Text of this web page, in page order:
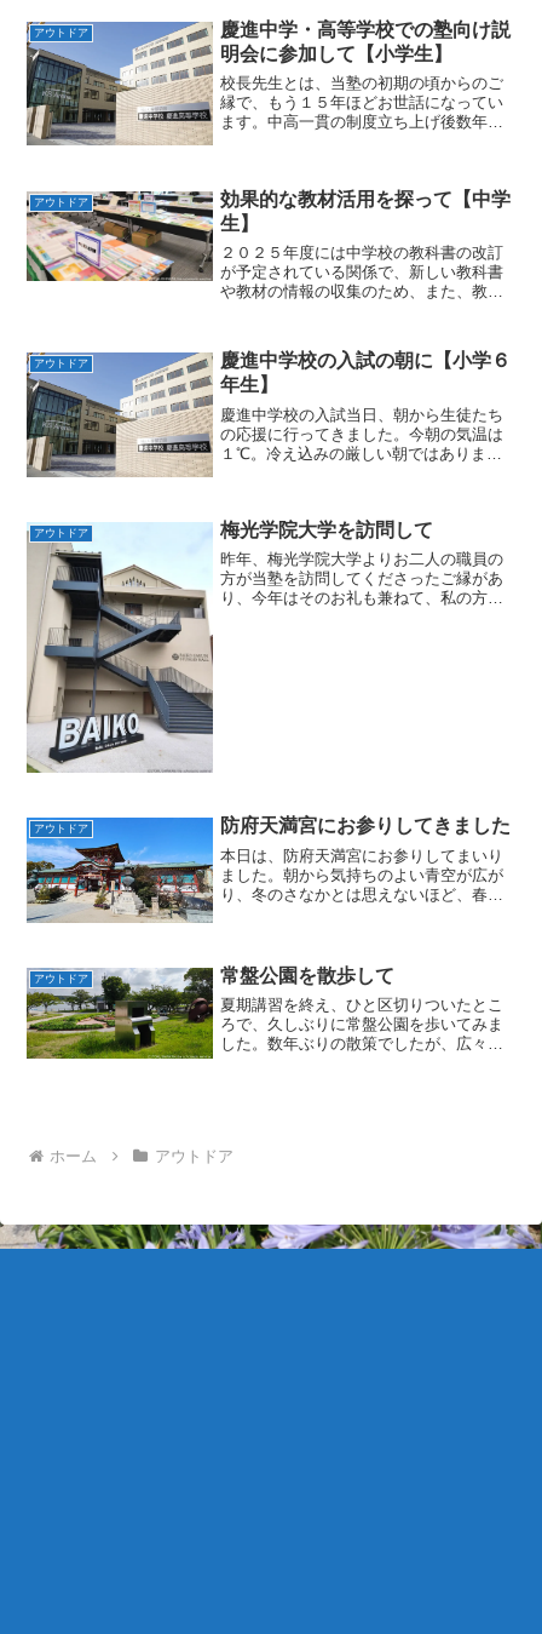
アウトドア
慶進中学・高等学校での塾向け説
明会に参加して【小学生】
校長先生とは、当塾の初期の頃からのご
縁で、もう１５年ほどお世話になってい
ます。中高一貫の制度立ち上げ後数年目
度変更について校長自身や...
アウトドア
効果的な教材活用を探って【中学
生】
２０２５年度には中学校の教科書の改訂
が予定されている関係で、新しい教科書
や教材の情報の収集のため、また、教育
まる予定ですが、「改訂」の影響を受け
た教材の進化について解説...
アウトドア
慶進中学校の入試の朝に【小学６
年生】
慶進中学校の入試当日、朝から生徒たち
の応援に行ってきました。今朝の気温は
１℃。冷え込みの厳しい朝ではありまし
つめた空気を感じました。...
アウトドア 梅光学院大学を訪問して
昨年、梅光学院大学よりお二人の職員の
方が当塾を訪問してくださったご縁があ
り、今年はそのお礼も兼ねて、私の方か
アウトドア 防府天満宮にお参りしてきました
本日は、防府天満宮にお参りしてまいり
ました。朝から気持ちのよい青空が広が
り、冬のさなかとは思えないほど、春を
す。今年は、今日の時点で、愛...
アウトドア 常盤公園を散歩して
夏期講習を終え、ひと区切りついたとこ
ろで、久しぶりに常盤公園を歩いてみま
した。数年ぶりの散策でしたが、広々と
ホーム
アウトドア